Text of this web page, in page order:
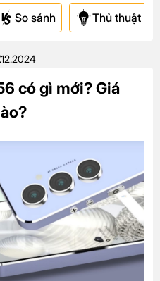
So sánh Thủ thuật &
có gì mới? Giá